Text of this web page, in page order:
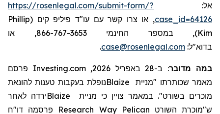
אל: https://rosenlegal.com/submit-form/?
case_id=64126, או צרו קשר עם עו"ד פיליפ קים (Phillip
Kim
), במספר החינמי 866-767-3653, או
בדוא"ל: case@rosenlegal.com
.
במה מדובר:
ב-28 באפריל 2026, Investing.com פרסם
מאמר שכותרתו "מניית
Blaizeנופלת בעקבות טענות להונאת
מוכרים בשורט". במאמר צויין כי מניית Blaizeירדה לאחר
ש"מוכרת השורט Pelican
Way
Research פרסמה דו"ח